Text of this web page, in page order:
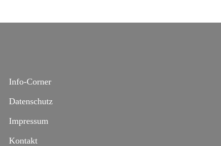
Info-Corner
Datenschutz
Impressum
Kontakt